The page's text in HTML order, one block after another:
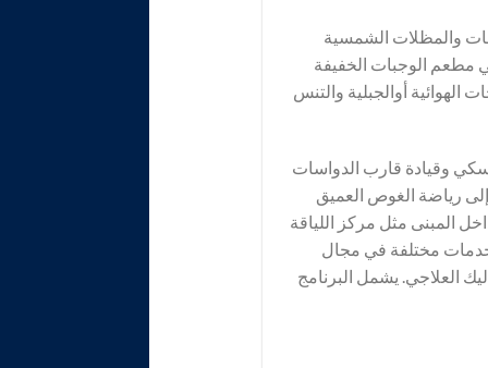
والمظلات الشمسية
مطعم الوجبات الخفيفة
أوالجبلية والتنس
سكي وقيادة قارب الدواسات
إلى رياضة الغوص العميق
المبنى مثل مركز اللياقة
خدمات مختلفة في مجال
العلاجي. يشمل البرنامج